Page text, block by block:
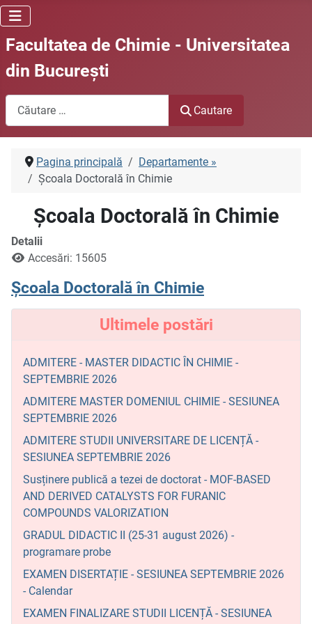
Facultatea de Chimie - Universitatea
din Bucureşti
Cautare
Cautare
Pagina principală
Departamente »
Şcoala Doctorală în Chimie
Şcoala Doctorală în Chimie
Detalii
Accesări: 15605
Şcoala Doctorală în Chimie
Ultimele postări
ADMITERE - MASTER DIDACTIC ÎN CHIMIE -
SEPTEMBRIE 2026
ADMITERE MASTER DOMENIUL CHIMIE - SESIUNEA
SEPTEMBRIE 2026
ADMITERE STUDII UNIVERSITARE DE LICENȚĂ -
SESIUNEA SEPTEMBRIE 2026
Susținere publică a tezei de doctorat - MOF-BASED
AND DERIVED CATALYSTS FOR FURANIC
COMPOUNDS VALORIZATION
GRADUL DIDACTIC II (25-31 august 2026) -
programare probe
EXAMEN DISERTAȚIE - SESIUNEA SEPTEMBRIE 2026
- Calendar
EXAMEN FINALIZARE STUDII LICENȚĂ - SESIUNEA